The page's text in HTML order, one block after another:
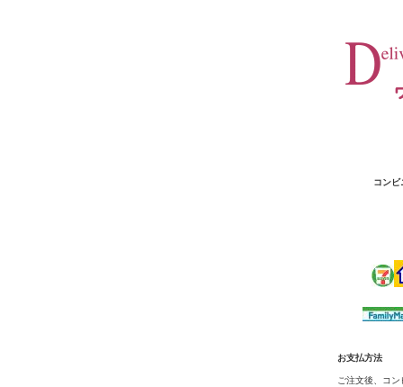
コン
お支払方法
ご注文後、コ